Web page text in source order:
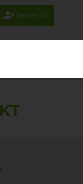
Word lid